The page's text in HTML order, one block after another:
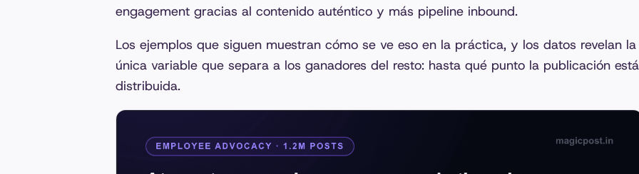
engagement gracias al contenido auténtico y más pipeline inbound.
Los ejemplos que siguen muestran cómo se ve eso en la práctica, y los datos revelan la
única variable que separa a los ganadores del resto: hasta qué punto la publicación está
distribuida.